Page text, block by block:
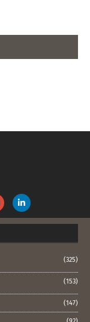
(325)
(153)
(147)